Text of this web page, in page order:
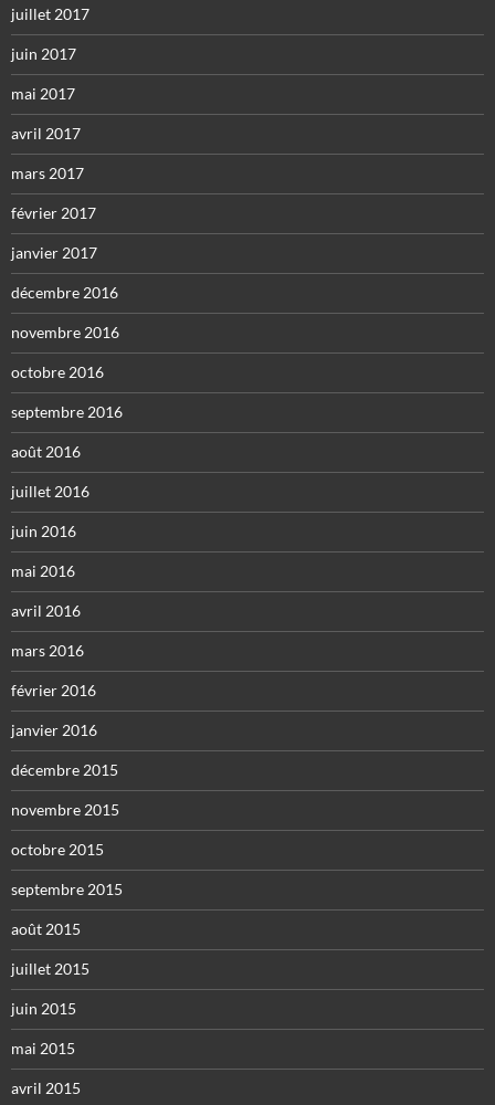
juillet 2017
juin 2017
mai 2017
avril 2017
mars 2017
février 2017
janvier 2017
décembre 2016
novembre 2016
octobre 2016
septembre 2016
août 2016
juillet 2016
juin 2016
mai 2016
avril 2016
mars 2016
février 2016
janvier 2016
décembre 2015
novembre 2015
octobre 2015
septembre 2015
août 2015
juillet 2015
juin 2015
mai 2015
avril 2015